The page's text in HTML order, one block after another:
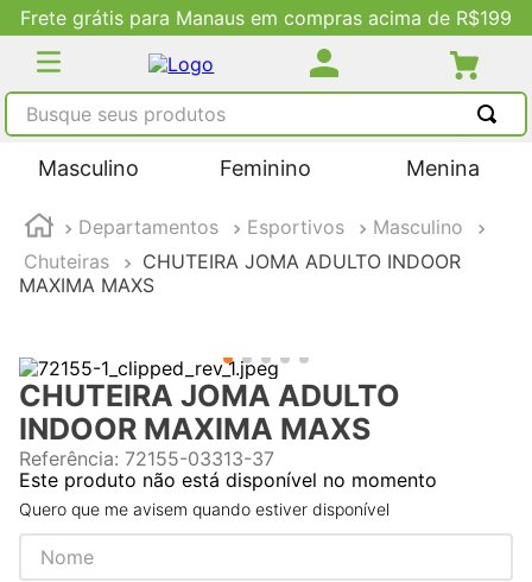
Frete grátis para Manaus em compras acima de R$199
Busque seus produtos
Masculino Feminino Menina
Departamentos Esportivos
Masculino
Chuteiras
CHUTEIRA JOMA ADULTO INDOOR
MAXIMA MAXS
CHUTEIRA JOMA ADULTO
INDOOR MAXIMA MAXS
Referência: 72155-03313-37
Este produto não está disponível no momento
Quero que me avisem quando estiver disponível
TERMOS MAIS BUSCADOS
2
tenis feminino
3º
kenner
5º tenis